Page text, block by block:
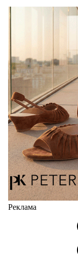
Реклама